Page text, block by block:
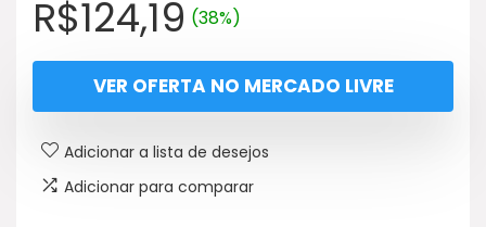
O
preço
original
era:
R$199,99.
R$124,19O
preço
atual
é:
R$124,19.
(38%)
VER OFERTA NO MERCADO LIVRE
Adicionar a lista de desejos
Adicionar para comparar